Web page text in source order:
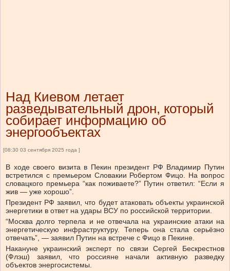
Над Киевом летает
разведывательный дрон, который
собирает информацию об
энергообъектах
[08:30 03 сентября 2025 года ]
В ходе своего визита в Пекин президент РФ Владимир Путин
встретился с премьером Словакии Робертом Фицо. На вопрос
словацкого премьера “как поживаете?” Путин ответил: “Если я
жив — уже хорошо”.
Президент РФ заявил, что будет атаковать объекты украинской
энергетики в ответ на удары ВСУ по российской территории.
“Москва долго терпела и не отвечала на украинские атаки на
энергетическую инфраструктуру. Теперь она стала серьёзно
отвечать”, — заявил Путин на встрече с Фицо в Пекине.
Накануне украинский эксперт по связи Сергей Бескрестнов
(Флэш) заявил, что россияне начали активную разведку
объектов энергосистемы.